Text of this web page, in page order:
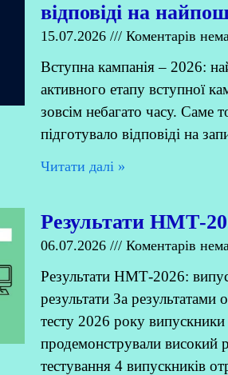
відповіді на
15.07.2026 Коментарів
Вступна кампанія – 2026:
активного етапу вступної
зовсім небагато часу. Саме
підготувало відповіді на
Читати далi »
Результати НМТ-
06.07.2026 Коментарів
Результати НМТ-2026:
результати За результатами
тесту 2026 року
продемонстрували високий
тестування 4 випускників